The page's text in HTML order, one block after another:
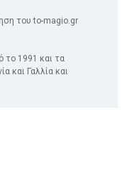
του to-magio.gr
το 1991 και τα
και Γαλλία και